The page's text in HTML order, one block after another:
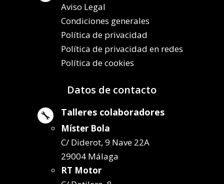
Aviso Legal
Condiciones generales
Política de privacidad
Política de privacidad en redes
Política de cookies
Datos de contacto
 Talleres colaboradores
Míster Bola
C/ Diderot, 9 Nave 22A
29004 Málaga
RT Motor